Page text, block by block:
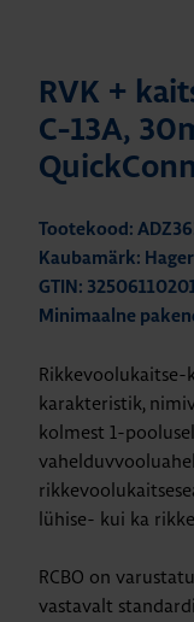
RVK +
C-13A,
Tootekood:
Kaubamärk: Hager
GTIN:
Minimaalne
Rikkevoolukaitse-
karakteristik,
kolmest 1-
lühise- kui ka
RCBO on
vastavalt